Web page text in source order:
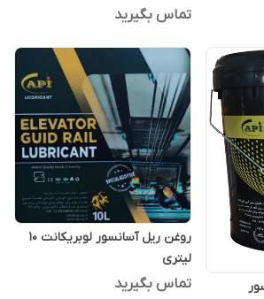
تماس بگیرید
روغن ریل آسانسور لوبریکانت 10
لیتری
تماس بگیرید